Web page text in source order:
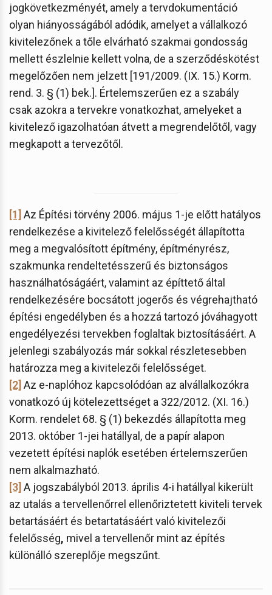
jogkövetkezményét, amely a tervdokumentáció
olyan hiányosságából adódik, amelyet a vállalkozó
kivitelezőnek a tőle elvárható szakmai gondosság
mellett észlelnie kellett volna, de a szerződéskötést
megelőzően nem jelzett [191/2009. (IX. 15.) Korm.
rend. 3. § (1) bek.]. Értelemszerűen ez a szabály
csak azokra a tervekre vonatkozhat, amelyeket a
kivitelező igazolhatóan átvett a megrendelőtől, vagy
megkapott a tervezőtől.
[1] Az Építési törvény 2006. május 1-je előtt hatályos
rendelkezése a kivitelező felelősségét állapította
meg a megvalósított építmény, építményrész,
szakmunka rendeltetésszerű és biztonságos
használhatóságáért, valamint az építtető által
rendelkezésére bocsátott jogerős és végrehajtható
építési engedélyben és a hozzá tartozó jóváhagyott
engedélyezési tervekben foglaltak biztosításáért. A
jelenlegi szabályozás már sokkal részletesebben
határozza meg a kivitelezői felelősséget.
[2] Az e-naplóhoz kapcsolódóan az alvállalkozókra
vonatkozó új kötelezettséget a 322/2012. (XI. 16.)
Korm. rendelet 68. § (1) bekezdés állapította meg
2013. október 1-jei hatállyal, de a papír alapon
vezetett építési naplók esetében értelemszerűen
nem alkalmazható.
[3] A jogszabályból 2013. április 4-i hatállyal kikerült
az utalás a tervellenőrrel ellenőriztetett kiviteli tervek
betartásáért és betartatásáért való kivitelezői
felelősség, mivel a tervellenőr mint az építés
különálló szereplője megszűnt.